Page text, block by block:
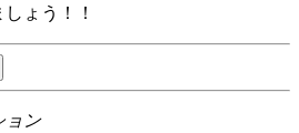
ょう！！
ョン